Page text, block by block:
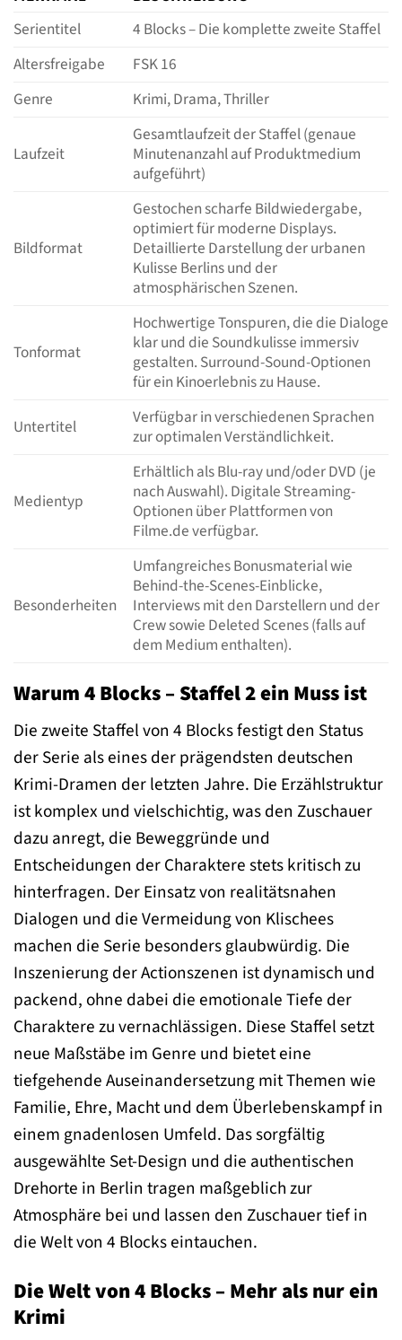
Serientitel
4 Blocks – Die komplette zweite Staffel
Altersfreigabe
FSK 16
Genre
Krimi, Drama, Thriller
Laufzeit
Gesamtlaufzeit der Staffel (genaue
Minutenanzahl auf Produktmedium
aufgeführt)
Bildformat
Gestochen scharfe Bildwiedergabe,
optimiert für moderne Displays.
Detaillierte Darstellung der urbanen
Kulisse Berlins und der
atmosphärischen Szenen.
Tonformat
Hochwertige Tonspuren, die die Dialoge
klar und die Soundkulisse immersiv
gestalten. Surround-Sound-Optionen
für ein Kinoerlebnis zu Hause.
Untertitel
Verfügbar in verschiedenen Sprachen
zur optimalen Verständlichkeit.
Medientyp
Erhältlich als Blu-ray und/oder DVD (je
nach Auswahl). Digitale Streaming-
Optionen über Plattformen von
Filme.de verfügbar.
Besonderheiten
Umfangreiches Bonusmaterial wie
Behind-the-Scenes-Einblicke,
Interviews mit den Darstellern und der
Crew sowie Deleted Scenes (falls auf
dem Medium enthalten).
Warum 4 Blocks – Staffel 2 ein Muss ist
Die zweite Staffel von 4 Blocks festigt den Status
der Serie als eines der prägendsten deutschen
Krimi-Dramen der letzten Jahre. Die Erzählstruktur
ist komplex und vielschichtig, was den Zuschauer
dazu anregt, die Beweggründe und
Entscheidungen der Charaktere stets kritisch zu
hinterfragen. Der Einsatz von realitätsnahen
Dialogen und die Vermeidung von Klischees
machen die Serie besonders glaubwürdig. Die
Inszenierung der Actionszenen ist dynamisch und
packend, ohne dabei die emotionale Tiefe der
Charaktere zu vernachlässigen. Diese Staffel setzt
neue Maßstäbe im Genre und bietet eine
tiefgehende Auseinandersetzung mit Themen wie
Familie, Ehre, Macht und dem Überlebenskampf in
einem gnadenlosen Umfeld. Das sorgfältig
ausgewählte Set-Design und die authentischen
Drehorte in Berlin tragen maßgeblich zur
Atmosphäre bei und lassen den Zuschauer tief in
die Welt von 4 Blocks eintauchen.
Die Welt von 4 Blocks – Mehr als nur ein
Krimi